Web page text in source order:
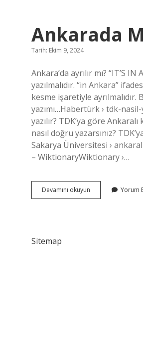
Ankarada
Tarih: Ekim 9, 2024
Ankara’da ayrılır mı? “IT’S
yazılmalıdır. “in Ankara”
kesme işaretiyle ayrılmalıdır.
yazımı…Habertürk › tdk-
yazılır? TDK’ya göre
nasıl doğru yazarsınız?
Sakarya Üniversitesi ›
– WiktionaryWiktionary ›…
Devamını okuyun Ankarada
Mısın
Yorum
Sitemap